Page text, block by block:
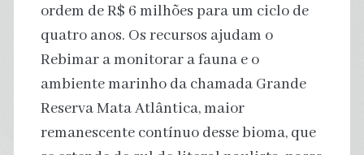
ordem de R$ 6 milhões para um ciclo de
quatro anos. Os recursos ajudam o
Rebimar a monitorar a fauna e o
ambiente marinho da chamada Grande
Reserva Mata Atlântica, maior
remanescente contínuo desse bioma, que